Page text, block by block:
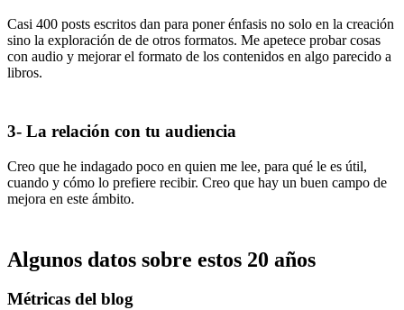
Casi 400 posts escritos dan para poner énfasis no solo en la creación
sino la exploración de de otros formatos. Me apetece probar cosas
con audio y mejorar el formato de los contenidos en algo parecido a
libros.
3- La relación con tu audiencia
Creo que he indagado poco en quien me lee, para qué le es útil,
cuando y cómo lo prefiere recibir. Creo que hay un buen campo de
mejora en este ámbito.
Algunos datos sobre estos 20 años
Métricas del blog